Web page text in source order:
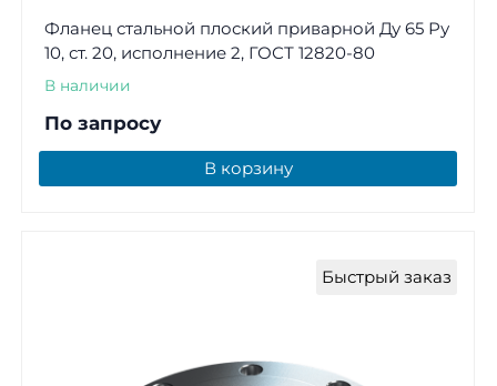
Фланец стальной плоский приварной Ду 65 Ру
10, ст. 20, исполнение 2, ГОСТ 12820-80
В наличии
По запросу
В корзину
Быстрый заказ